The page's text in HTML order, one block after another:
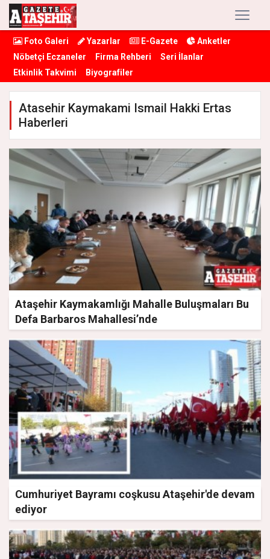
Foto Galeri Yazarlar E-Gazete
Anketler
Nöbetçi Eczaneler
Firma Rehberi
Seri İlanlar
Etkinlik Takvimi
Biyografiler
Atasehir Kaymakami Ismail Hakki Ertas
Haberleri
Ataşehir Kaymakamlığı Mahalle Buluşmaları Bu
Defa Barbaros Mahallesi’nde
Cumhuriyet Bayramı coşkusu Ataşehir'de devam
ediyor